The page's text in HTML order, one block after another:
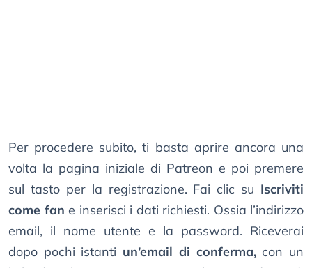
Per procedere subito, ti basta aprire ancora una
volta la pagina iniziale di Patreon e poi premere
sul tasto per la registrazione. Fai clic su Iscriviti
come fan e inserisci i dati richiesti. Ossia l’indirizzo
email, il nome utente e la password. Riceverai
dopo pochi istanti un’email di conferma,con un